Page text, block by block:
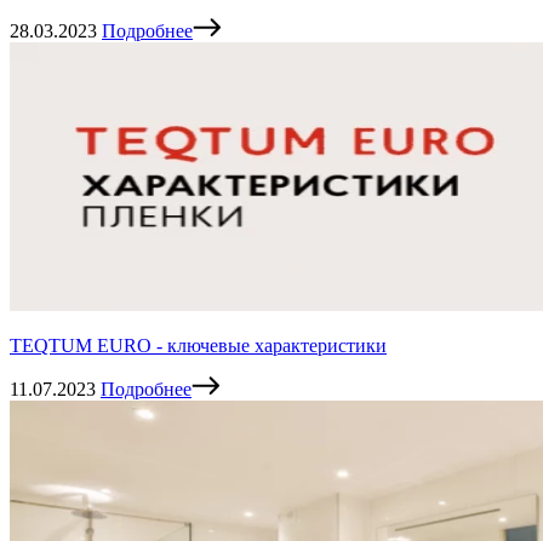
28.03.2023 Подробнее
TEQTUM EURO - ключевые характеристики
11.07.2023 Подробнее